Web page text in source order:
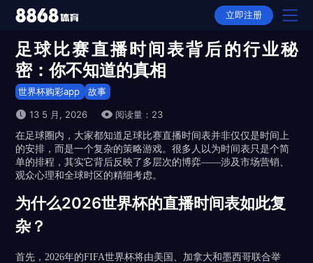
首页
产品
选择
下载
APP下载
全站APP下载
动态
立即注册
足球比赛直播时间表背后的行业秘
密：你不知道的真相
世界杯购彩app 故事
13 5 月, 2026
阅读量：23
在足球圈内，大家都知道足球比赛直播时间表并非仅仅是时间上
的安排，而是一个复杂的策略游戏。很多人以为时间表只是个简
单的排程，其实它背后反映了多层次的博弈——涉及市场营销、
观众心理和全球时区的精细考虑。
为什么2026世界杯的直播时间表如此复
杂？
首先，2026年的FIFA世界杯将由美国、加拿大和墨西哥联合举